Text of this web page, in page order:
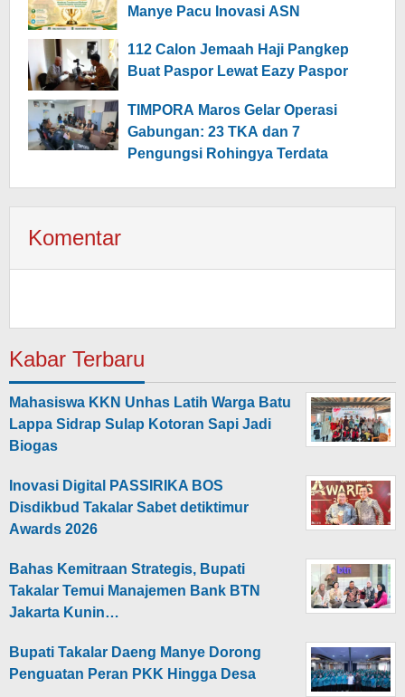
Manye Pacu Inovasi ASN
112 Calon Jemaah Haji Pangkep
Buat Paspor Lewat Eazy Paspor
TIMPORA Maros Gelar Operasi
Gabungan: 23 TKA dan 7
Pengungsi Rohingya Terdata
Komentar
Kabar Terbaru
Mahasiswa KKN Unhas Latih Warga Batu
Lappa Sidrap Sulap Kotoran Sapi Jadi
Biogas
Inovasi Digital PASSIRIKA BOS
Disdikbud Takalar Sabet detiktimur
Awards 2026
Bahas Kemitraan Strategis, Bupati
Takalar Temui Manajemen Bank BTN
Jakarta Kunin…
Bupati Takalar Daeng Manye Dorong
Penguatan Peran PKK Hingga Desa